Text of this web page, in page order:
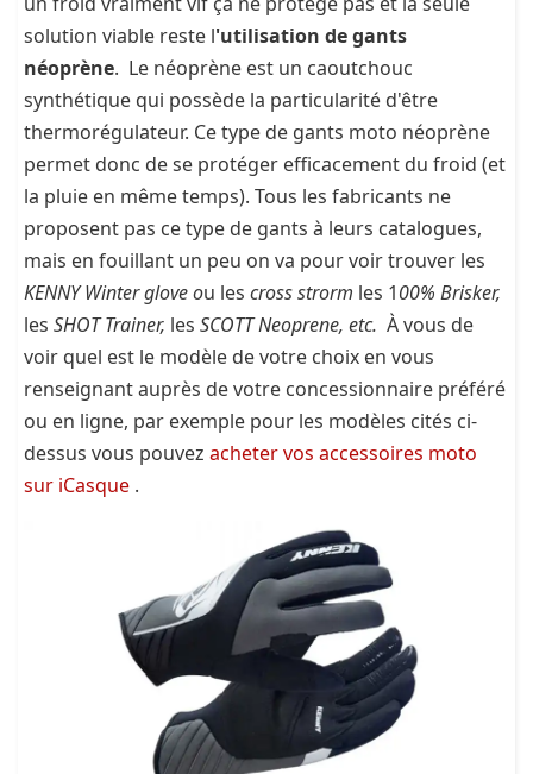
solution viable reste l'utilisation de gants
néoprène. Le néoprène est un caoutchouc
synthétique qui possède la particularité d'être
thermorégulateur. Ce type de gants moto néoprène
permet donc de se protéger efficacement du froid (et
la pluie en même temps). Tous les fabricants ne
proposent pas ce type de gants à leurs catalogues,
mais en fouillant un peu on va pour voir trouver les
KENNY Winter glove ou les cross strorm les 100% Brisker,
les SHOT Trainer, les SCOTT Neoprene, etc. À vous de
voir quel est le modèle de votre choix en vous
renseignant auprès de votre concessionnaire préféré
ou en ligne, par exemple pour les modèles cités ci-
dessus vous pouvez acheter vos accessoires moto
sur iCasque .